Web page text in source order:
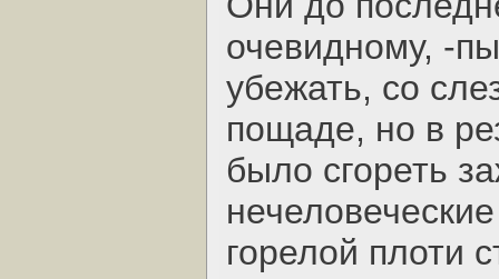
очевидному, -
убежать, со
пощаде, но в
было сгореть
горелой плоти